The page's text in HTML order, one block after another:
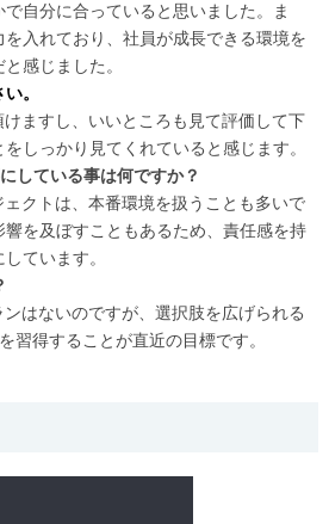
自分に合っていると思いました。ま
入れており、社員が成長できる環境を
感じました。
。
ますし、いいところも見て評価して下
しっかり見てくれていると感じます。
している事は何ですか？
クトは、本番環境を扱うことも多いで
を及ぼすこともあるため、責任感を持
ています。
はないのですが、選択肢を広げられる
習得することが直近の目標です。